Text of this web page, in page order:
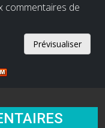
commentaires de